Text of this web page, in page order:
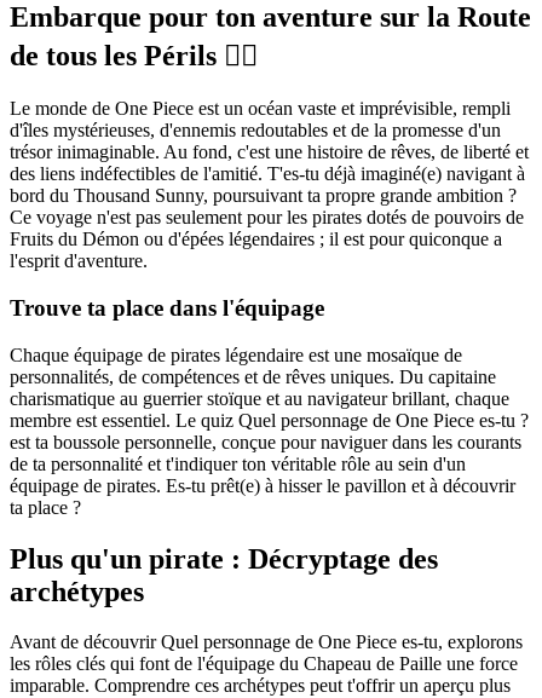
Embarque pour ton aventure sur la Route
de tous les Périls 🏴‍☠️
Le monde de One Piece est un océan vaste et imprévisible, rempli
d'îles mystérieuses, d'ennemis redoutables et de la promesse d'un
trésor inimaginable. Au fond, c'est une histoire de rêves, de liberté et
des liens indéfectibles de l'amitié. T'es-tu déjà imaginé(e) navigant à
bord du Thousand Sunny, poursuivant ta propre grande ambition ?
Ce voyage n'est pas seulement pour les pirates dotés de pouvoirs de
Fruits du Démon ou d'épées légendaires ; il est pour quiconque a
l'esprit d'aventure.
Trouve ta place dans l'équipage
Chaque équipage de pirates légendaire est une mosaïque de
personnalités, de compétences et de rêves uniques. Du capitaine
charismatique au guerrier stoïque et au navigateur brillant, chaque
membre est essentiel. Le quiz Quel personnage de One Piece es-tu ?
est ta boussole personnelle, conçue pour naviguer dans les courants
de ta personnalité et t'indiquer ton véritable rôle au sein d'un
équipage de pirates. Es-tu prêt(e) à hisser le pavillon et à découvrir
ta place ?
Plus qu'un pirate : Décryptage des
archétypes
Avant de découvrir Quel personnage de One Piece es-tu, explorons
les rôles clés qui font de l'équipage du Chapeau de Paille une force
imparable. Comprendre ces archétypes peut t'offrir un aperçu plus